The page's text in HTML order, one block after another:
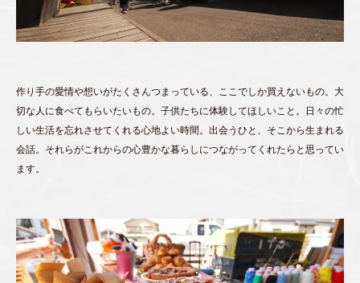
作り手の愛情や想いがたくさんつまっている、ここでしか買えないもの。大
切な人に食べてもらいたいもの。子供たちに体験してほしいこと。日々の忙
しい生活を忘れさせてくれる心地よい時間。出会うひと、そこから生まれる
会話。それらがこれからの心豊かな暮らしにつながってくれたらと思ってい
ます。